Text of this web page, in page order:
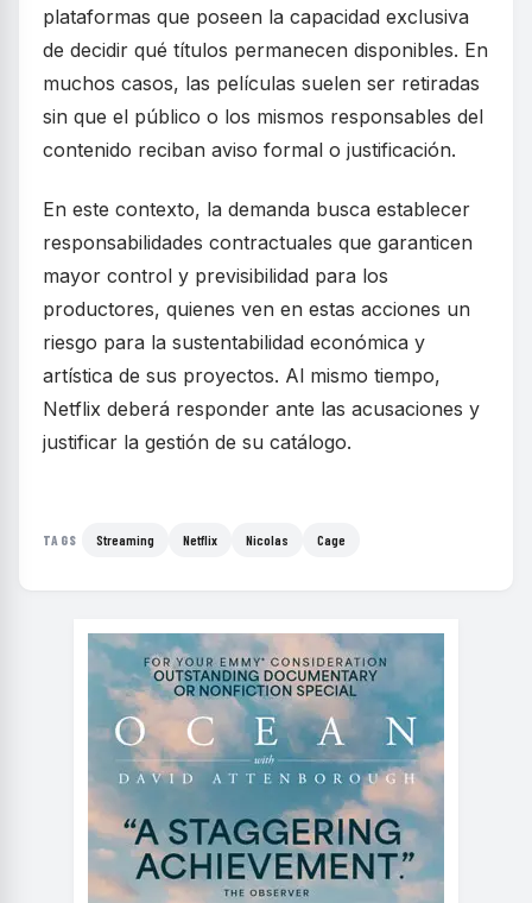
plataformas que poseen la capacidad exclusiva
de decidir qué títulos permanecen disponibles. En
muchos casos, las películas suelen ser retiradas
sin que el público o los mismos responsables del
contenido reciban aviso formal o justificación.
En este contexto, la demanda busca establecer
responsabilidades contractuales que garanticen
mayor control y previsibilidad para los
productores, quienes ven en estas acciones un
riesgo para la sustentabilidad económica y
artística de sus proyectos. Al mismo tiempo,
Netflix deberá responder ante las acusaciones y
justificar la gestión de su catálogo.
TAGS Streaming Netflix Nicolas Cage